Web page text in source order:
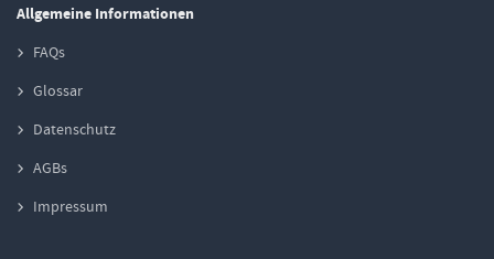
Allgemeine Informationen
FAQs
Glossar
Datenschutz
AGBs
Impressum